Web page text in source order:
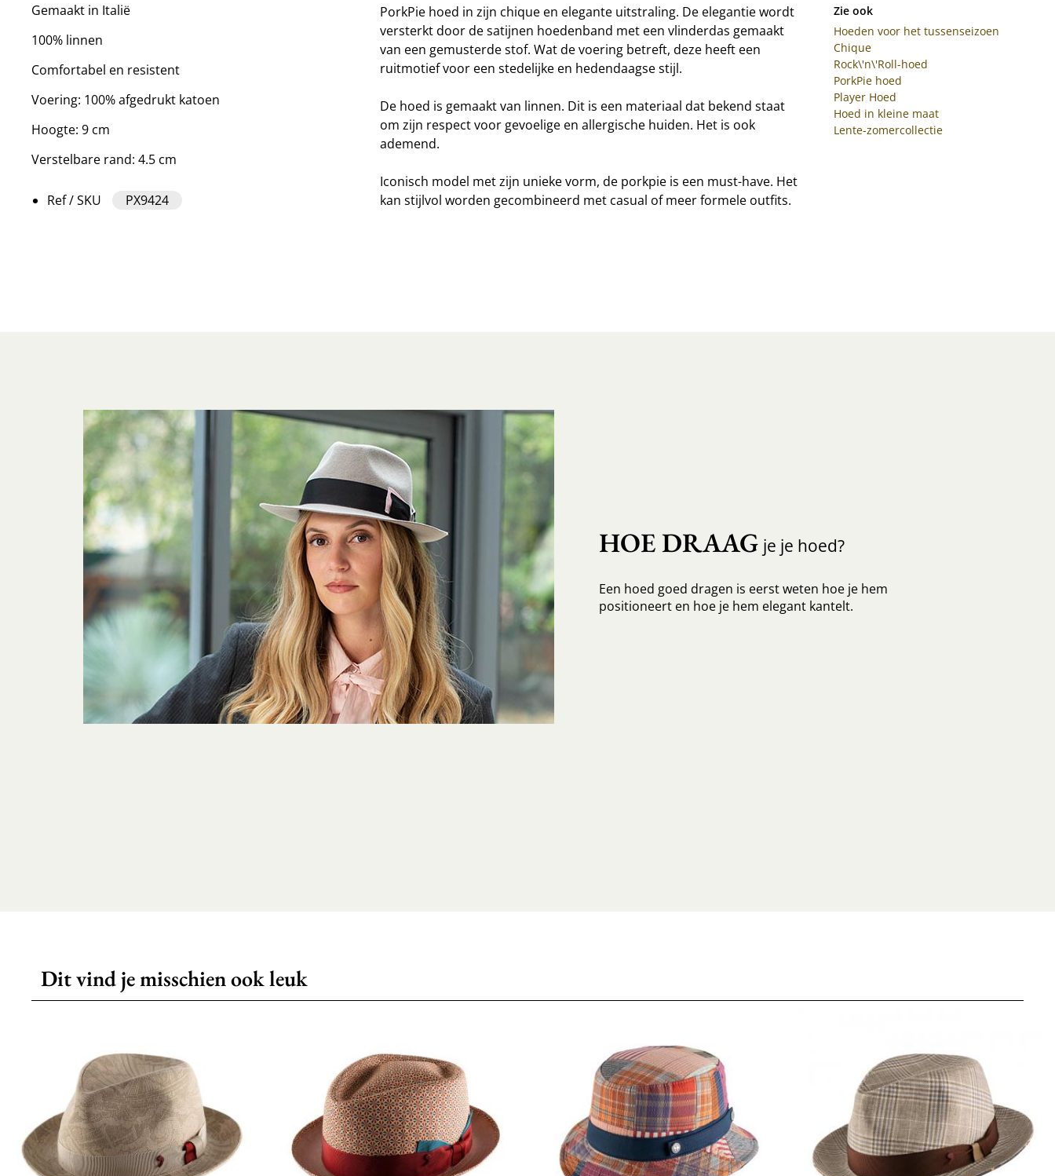
Gemaakt in Italië
100% linnen
Comfortabel en resistent
Voering: 100% afgedrukt katoen
Hoogte: 9 cm
Verstelbare rand: 4.5 cm
Ref / SKU PX9424
PorkPie hoed in zijn chique en elegante uitstraling. De elegantie wordt
versterkt door de satijnen hoedenband met een vlinderdas gemaakt
van een gemusterde stof. Wat de voering betreft, deze heeft een
ruitmotief voor een stedelijke en hedendaagse stijl.
De hoed is gemaakt van linnen. Dit is een materiaal dat bekend staat
om zijn respect voor gevoelige en allergische huiden. Het is ook
ademend.
Iconisch model met zijn unieke vorm, de porkpie is een must-have. Het
kan stijlvol worden gecombineerd met casual of meer formele outfits.
Zie ook
Hoeden voor het tussenseizoen
Chique
Rock\'n\'Roll-hoed
PorkPie hoed
Player Hoed
Hoed in kleine maat
Lente-zomercollectie
HOE DRAAG je je hoed?
Een hoed goed dragen is eerst weten hoe je hem
positioneert en hoe je hem elegant kantelt.
Dit vind je misschien ook leuk